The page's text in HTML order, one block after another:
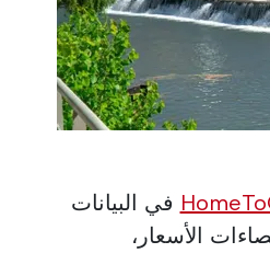
في البيانات
الأسعار،